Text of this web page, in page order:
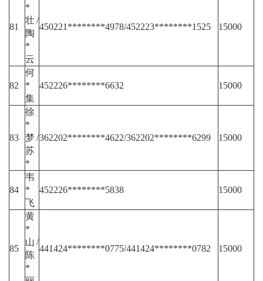
81
*
壮/
陶
*
云
450221********4978/452223********1525 15000
82
何
*
集
452226********6632 15000
83
徐
*
梦/
苏
*
362202********4622/362202********6299 15000
84
韦
*
飞
452226********5838 15000
85
黄
*
山/
陈
*
441424********0775/441424********0782 15000